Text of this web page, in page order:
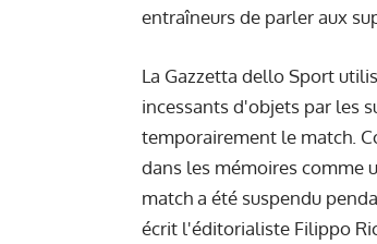
entraîneurs de parler aux
La Gazzetta dello Sport
incessants d'objets par les
temporairement le match.
dans les mémoires comme
match a été suspendu
écrit l'éditorialiste Filippo